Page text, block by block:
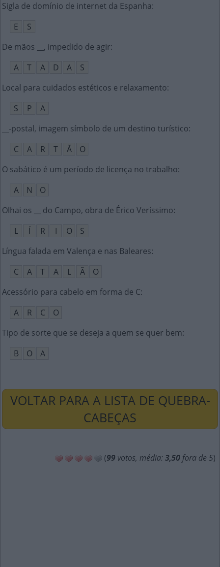
Sigla de domínio de internet da Espanha:
E
S
De mãos __, impedido de agir:
A
T A D A
S
Local para cuidados estéticos e relaxamento:
S
P
A
__-postal, imagem símbolo de um destino turístico:
C
A R T Ã
O
O sabático é um período de licença no trabalho:
A
N
O
Olhai os __ do Campo, obra de Érico Veríssimo:
L
Í R I O
S
Língua falada em Valença e nas Baleares:
C
A T A L Ã
O
Acessório para cabelo em forma de C:
A
R C
O
Tipo de sorte que se deseja a quem se quer bem:
B
O A
VOLTAR PARA A LISTA DE QUEBRA-
CABEÇAS
(99 votos, média: 3,50 fora de 5)